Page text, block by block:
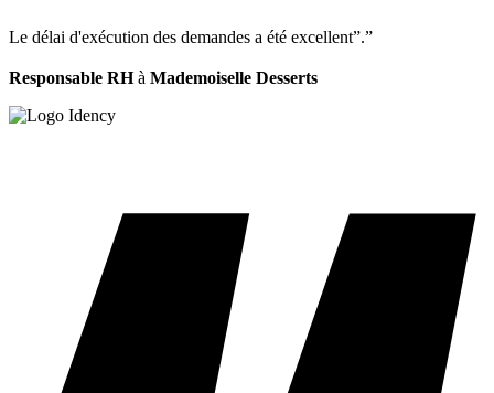
Le délai d'exécution des demandes a été excellent”.”
Responsable RHà Mademoiselle Desserts